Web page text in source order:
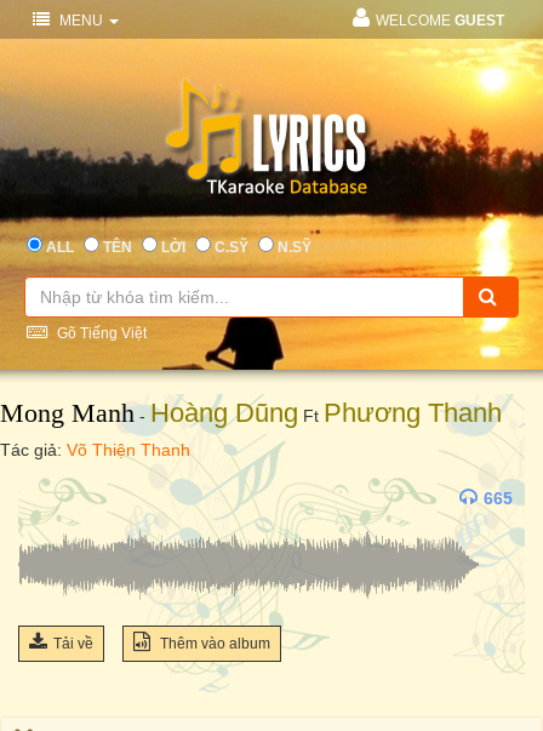
MENU WELCOME GUEST
ALL TÊN LỜI C.SỸ N.SỸ
Gõ Tiếng Việt
Mong Manh - Hoàng Dũng Ft Phương Thanh
Tác giả: Võ Thiện Thanh
665
Tải về Thêm vào album